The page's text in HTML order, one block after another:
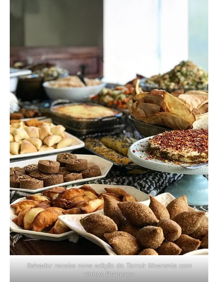
Salvador recebe nova edição do Terroir Itinerante com
vinhos libaneses